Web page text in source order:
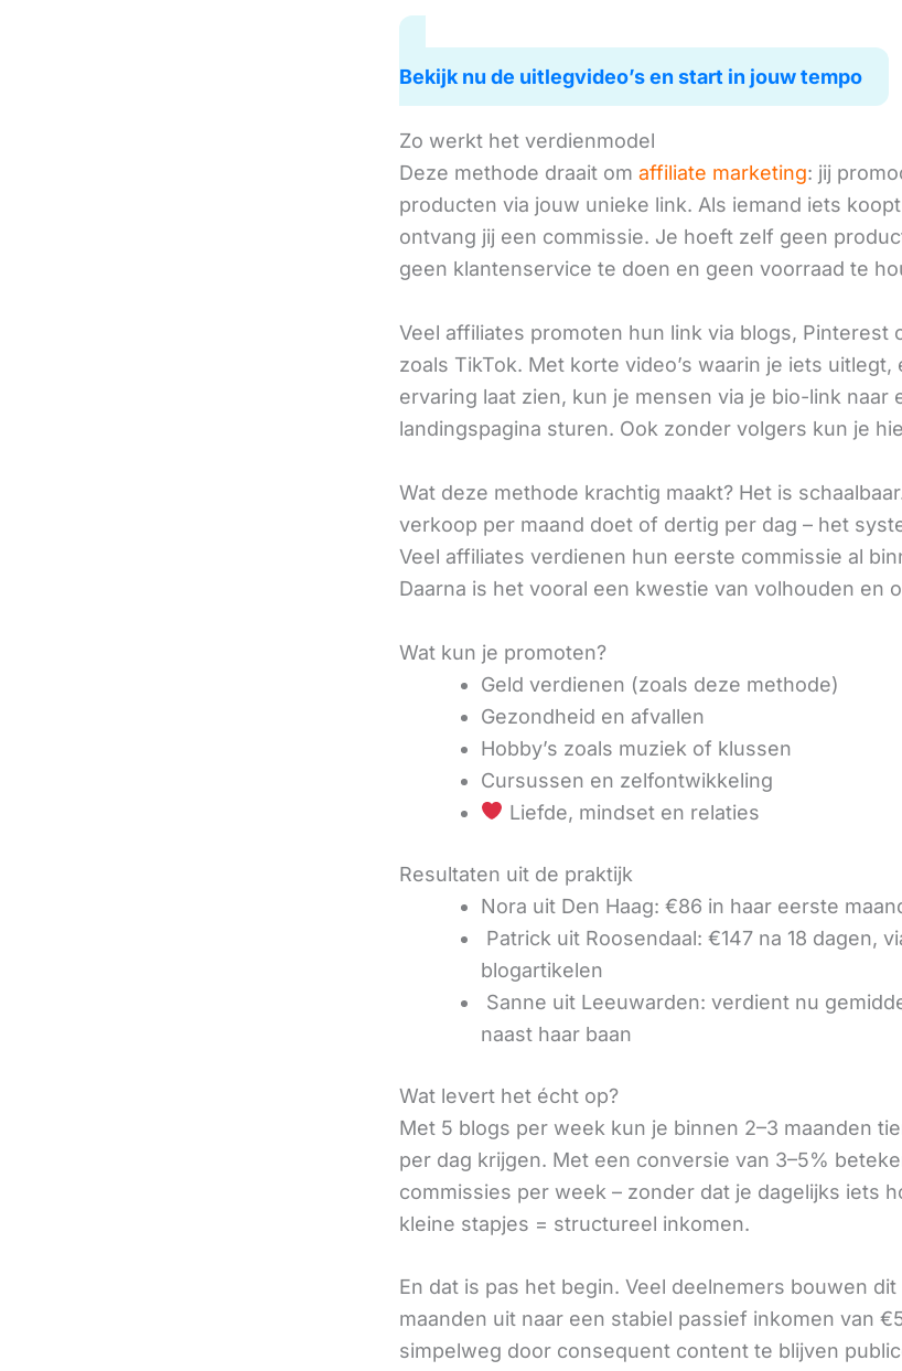
Bekijk nu de uitlegvideo’s en start in jouw tempo
Zo werkt het verdienmodel
Deze methode draait om affiliate marketing: jij
producten via jouw unieke link. Als iemand iets
ontvang jij een commissie. Je hoeft zelf geen
geen klantenservice te doen en geen voorraad te
Veel affiliates promoten hun link via blogs, Pinterest
zoals TikTok. Met korte video’s waarin je iets
ervaring laat zien, kun je mensen via je bio-link naar
landingspagina sturen. Ook zonder volgers kun je
Wat deze methode krachtig maakt? Het is
verkoop per maand doet of dertig per dag – het
Veel affiliates verdienen hun eerste commissie al
Daarna is het vooral een kwestie van volhouden en
Wat kun je promoten?
Geld verdienen (zoals deze methode)
Gezondheid en afvallen
Hobby’s zoals muziek of klussen
Cursussen en zelfontwikkeling
Liefde, mindset en relaties
Resultaten uit de praktijk
Nora uit Den Haag: €86 in haar eerste
Patrick uit Roosendaal: €147 na 18 dagen,
blogartikelen
Sanne uit Leeuwarden: verdient nu
naast haar baan
Wat levert het écht op?
Met 5 blogs per week kun je binnen 2–3 maanden
per dag krijgen. Met een conversie van 3–5%
commissies per week – zonder dat je dagelijks iets
kleine stapjes = structureel inkomen.
En dat is pas het begin. Veel deelnemers bouwen
maanden uit naar een stabiel passief inkomen van
simpelweg door consequent content te blijven